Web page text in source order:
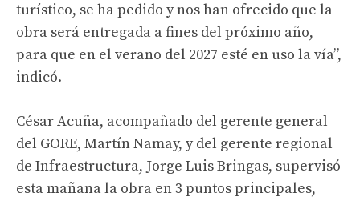
turístico, se ha pedido y nos han ofrecido que la
obra será entregada a fines del próximo año,
para que en el verano del 2027 esté en uso la vía”,
indicó.
César Acuña, acompañado del gerente general
del GORE, Martín Namay, y del gerente regional
de Infraestructura, Jorge Luis Bringas, supervisó
esta mañana la obra en 3 puntos principales,